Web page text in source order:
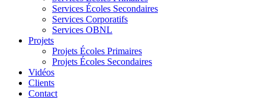
Services Écoles Secondaires
Services Corporatifs
Services OBNL
Projets
Projets Écoles Primaires
Projets Écoles Secondaires
Vidéos
Clients
Contact